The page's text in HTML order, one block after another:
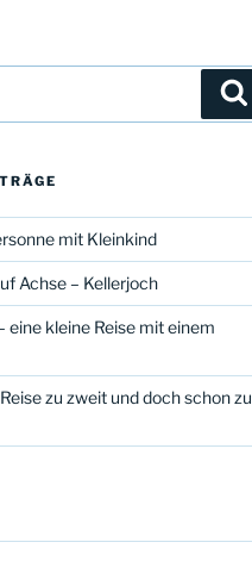
mit Kleinkind
Achse – Kellerjoch
eine kleine Reise mit einem
zu zweit und doch schon zu